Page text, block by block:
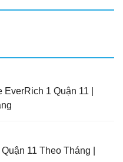
1 Quận 11 |
11 Theo Tháng |